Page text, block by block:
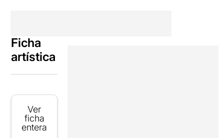
Ficha
artística
Ver
ficha
entera